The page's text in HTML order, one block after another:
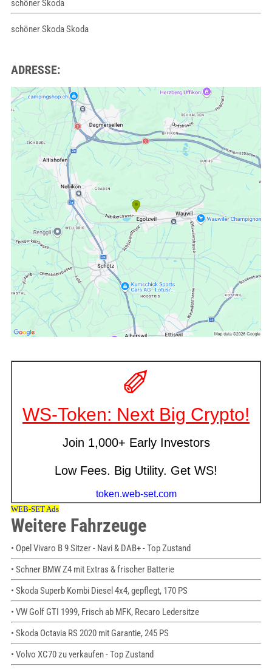
schöner Skoda
schöner Skoda Skoda
ADRESSE:
Weitere Fahrzeuge
• Opel Vivaro B 9 Sitzer - Navi & DAB+ - Top Zustand
• Schner BMW Z4 mit Extras & frischer Batterie
• Skoda Superb Kombi Diesel 4x4, gepflegt, 170 PS
• VW Golf GTI 1999, Frisch ab MFK, Recaro Ledersitze
• Skoda Octavia RS 2020 mit Garantie, 245 PS
• Volvo XC70 zu verkaufen - Top Zustand